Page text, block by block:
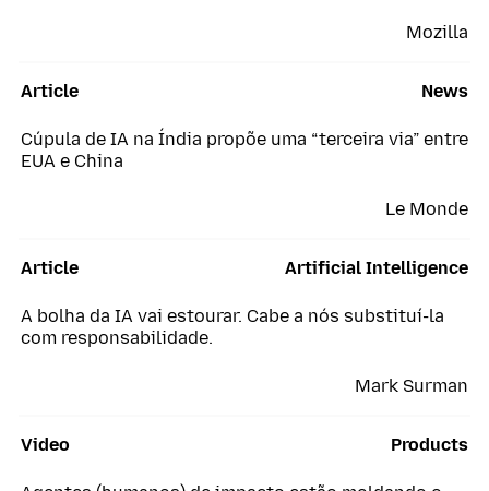
Mozilla
Article
Le Monde
News
Cúpula de IA na Índia propõe uma “terceira via” entre
EUA e China
Article
Mark Surman
Artificial Intelligence
A bolha da IA vai estourar. Cabe a nós substituí-la
com responsabilidade.
Video Products